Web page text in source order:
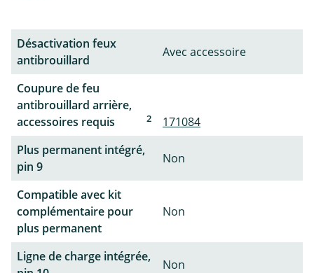
Désactivation feux
antibrouillard
Avec accessoire
Coupure de feu
antibrouillard arrière,
accessoires requis
2
171084
Plus permanent intégré,
pin 9
Non
Compatible avec kit
complémentaire pour
plus permanent
Non
Ligne de charge intégrée,
Non